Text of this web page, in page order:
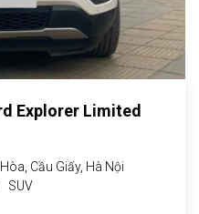
Explorer Limited
Cầu Giấy, Hà Nội
SUV